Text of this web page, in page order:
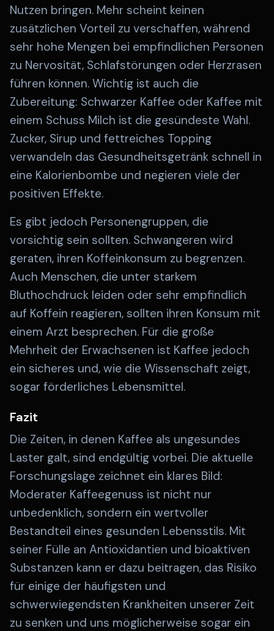
Nutzen bringen. Mehr scheint keinen
zusätzlichen Vorteil zu verschaffen, während
sehr hohe Mengen bei empfindlichen Personen
zu Nervosität, Schlafstörungen oder Herzrasen
führen können. Wichtig ist auch die
Zubereitung: Schwarzer Kaffee oder Kaffee mit
einem Schuss Milch ist die gesündeste Wahl.
Zucker, Sirup und fettreiches Topping
verwandeln das Gesundheitsgetränk schnell in
eine Kalorienbombe und negieren viele der
positiven Effekte.
Es gibt jedoch Personengruppen, die
vorsichtig sein sollten. Schwangeren wird
geraten, ihren Koffeinkonsum zu begrenzen.
Auch Menschen, die unter starkem
Bluthochdruck leiden oder sehr empfindlich
auf Koffein reagieren, sollten ihren Konsum mit
einem Arzt besprechen. Für die große
Mehrheit der Erwachsenen ist Kaffee jedoch
ein sicheres und, wie die Wissenschaft zeigt,
sogar förderliches Lebensmittel.
Fazit
Die Zeiten, in denen Kaffee als ungesundes
Laster galt, sind endgültig vorbei. Die aktuelle
Forschungslage zeichnet ein klares Bild:
Moderater Kaffeegenuss ist nicht nur
unbedenklich, sondern ein wertvoller
Bestandteil eines gesunden Lebensstils. Mit
seiner Fülle an Antioxidantien und bioaktiven
Substanzen kann er dazu beitragen, das Risiko
für einige der häufigsten und
schwerwiegendsten Krankheiten unserer Zeit
zu senken und uns möglicherweise sogar ein